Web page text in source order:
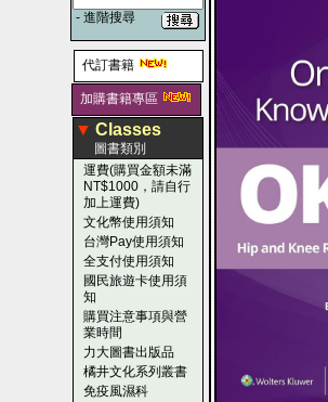
- 進階搜尋
代訂書籍
加購書籍專區
▼ Classes
圖書類別
運費(購買金額未滿
NT$1000，請自行
加上運費)
文化幣使用須知
台灣Pay使用須知
全支付使用須知
國民旅遊卡使用須
知
購買注意事項與營
業時間
力大圖書出版品
橘井文化系列叢書
免疫風濕科